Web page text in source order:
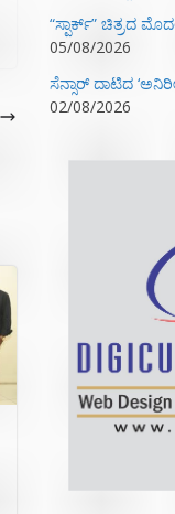
“ಸ್ಪಾರ್ಕ್” ಚಿತ್ರದ
05/08/2026
ಸೆನ್ಸಾರ್ ದಾಟಿದ
02/08/2026